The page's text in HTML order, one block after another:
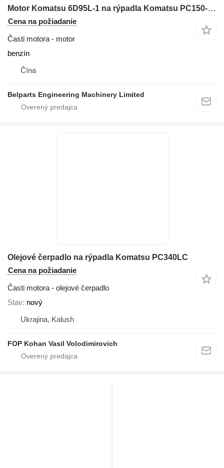
Motor Komatsu 6D95L‑1 na rýpadla Komatsu PC150‑5 PC150‑6 PC200LC‑5 PC200LC‑6 PC210‑6
Cena na požiadanie
Časti motora - motor
benzín
Čína
Belparts Engineering Machinery Limited
Olejové čerpadlo na rýpadla Komatsu PC340LC
Cena na požiadanie
Časti motora - olejové čerpadlo
Stav nový
Ukrajina, Kalush
FOP Kohan Vasil Volodimirovich